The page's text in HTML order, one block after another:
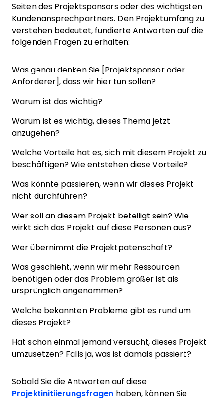
Seiten des Projektsponsors oder des wichtigsten
Kundenansprechpartners. Den Projektumfang zu
verstehen bedeutet, fundierte Antworten auf die
folgenden Fragen zu erhalten:
Was genau denken Sie [Projektsponsor oder
Anforderer], dass wir hier tun sollen?
Warum ist das wichtig?
Warum ist es wichtig, dieses Thema jetzt
anzugehen?
Welche Vorteile hat es, sich mit diesem Projekt zu
beschäftigen? Wie entstehen diese Vorteile?
Was könnte passieren, wenn wir dieses Projekt
nicht durchführen?
Wer soll an diesem Projekt beteiligt sein? Wie
wirkt sich das Projekt auf diese Personen aus?
Wer übernimmt die Projektpatenschaft?
Was geschieht, wenn wir mehr Ressourcen
benötigen oder das Problem größer ist als
ursprünglich angenommen?
Welche bekannten Probleme gibt es rund um
dieses Projekt?
Hat schon einmal jemand versucht, dieses Projekt
umzusetzen? Falls ja, was ist damals passiert?
Sobald Sie die Antworten auf diese
Projektinitiierungsfragen haben, können Sie